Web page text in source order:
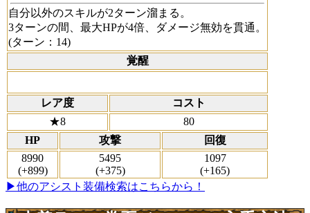
自分以外のスキルが2ターン溜まる。
3ターンの間、最大HPが4倍、ダメージ無効を貫通。
(ターン：14)
覚醒
レア度
コスト
★8
80
HP
攻撃
回復
8990
(+899)
5495
(+375)
1097
(+165)
▶他のアシスト装備検索はこちらから！